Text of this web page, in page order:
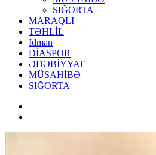
SIĞORTA
MARAQLI
TƏHLİL
İdman
DİASPOR
ƏDƏBİYYAT
MÜSAHİBƏ
SIĞORTA